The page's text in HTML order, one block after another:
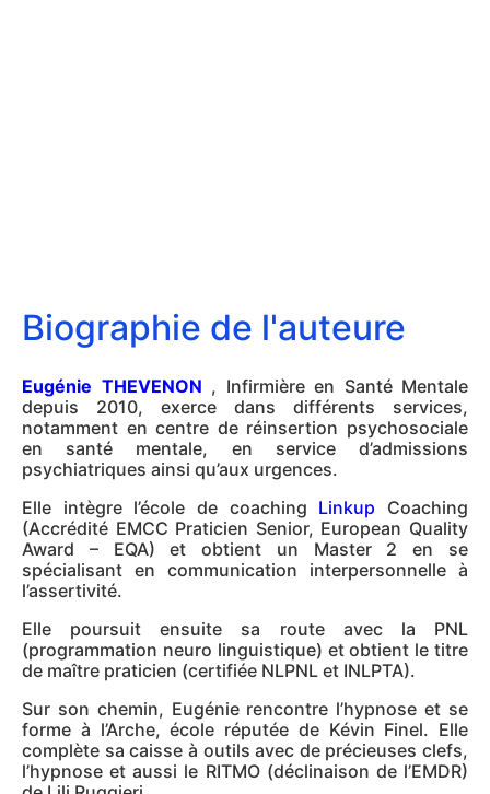
Biographie de l'auteure
Eugénie THEVENON , Infirmière en Santé Mentale
depuis 2010, exerce dans différents services,
notamment en centre de réinsertion psychosociale
en santé mentale, en service d’admissions
psychiatriques ainsi qu’aux urgences.
Elle intègre l’école de coaching Linkup Coaching
(Accrédité EMCC Praticien Senior, European Quality
Award – EQA) et obtient un Master 2 en se
spécialisant en communication interpersonnelle à
l’assertivité.
Elle poursuit ensuite sa route avec la PNL
(programmation neuro linguistique) et obtient le titre
de maître praticien (certifiée NLPNL et INLPTA).
Sur son chemin, Eugénie rencontre l’hypnose et se
forme à l’Arche, école réputée de Kévin Finel. Elle
complète sa caisse à outils avec de précieuses clefs,
l’hypnose et aussi le RITMO (déclinaison de l’EMDR)